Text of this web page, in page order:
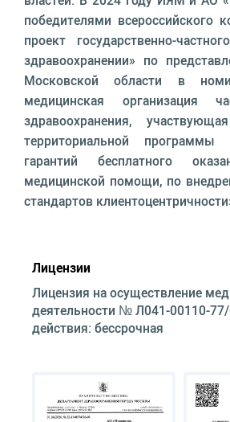
победителями всероссийского
проект государственно-
здравоохранении» по
Московской области в
медицинская организация
здравоохранения,
территориальной программы
гарантий бесплатного
медицинской помощи, по
стандартов
Лицензии
Лицензия на осуществление
деятельности № Л041-00110-
действия: бессрочная